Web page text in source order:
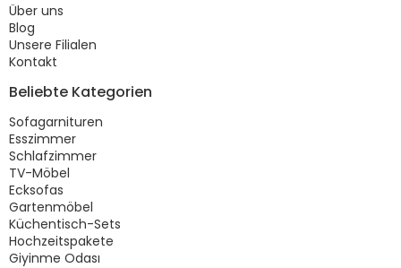
Über uns
Blog
Unsere Filialen
Kontakt
Beliebte Kategorien
Sofagarnituren
Esszimmer
Schlafzimmer
TV-Möbel
Ecksofas
Gartenmöbel
Küchentisch-Sets
Hochzeitspakete
Giyinme Odası